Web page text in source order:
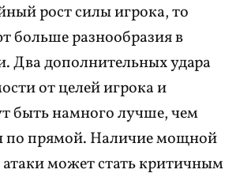
рост силы игрока, то
больше разнообразия в
Два дополнительных удара
от целей игрока и
быть намного лучше, чем
по прямой. Наличие мощной
может стать критичным